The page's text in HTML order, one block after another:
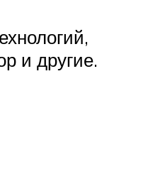
и другие.